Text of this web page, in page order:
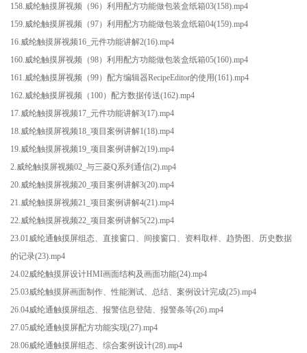
158.威纶触摸屏视频（96）利用配方功能做包装盒纸箱03(158).mp4
159.威纶触摸屏视频（97）利用配方功能做包装盒纸箱04(159).mp4
16.威纶触摸屏视频16_元件功能讲解2(16).mp4
160.威纶触摸屏视频（98）利用配方功能做包装盒纸箱05(160).mp4
161.威纶触摸屏视频（99）配方编辑器RecipeEditor的使用(161).mp4
162.威纶触摸屏视频（100）配方数据传送(162).mp4
17.威纶触摸屏视频17_元件功能讲解3(17).mp4
18.威纶触摸屏视频18_项目案例讲解1(18).mp4
19.威纶触摸屏视频19_项目案例讲解2(19).mp4
2.威纶触摸屏视频02_与三菱Q系列通信(2).mp4
20.威纶触摸屏视频20_项目案例讲解3(20).mp4
21.威纶触摸屏视频21_项目案例讲解4(21).mp4
22.威纶触摸屏视频22_项目案例讲解5(22).mp4
23.01威纶通触摸屏组态、直接窗口、间接窗口、资料取样、趋势图、历史数据
的记录(23).mp4
24.02威纶触摸屏设计HMI画面结构及画面功能(24).mp4
25.03威纶触摸屏画面制作、性能测试、总结、案例设计完成(25).mp4
26.04威纶通触摸屏组态、报警信息登陆、报警条等(26).mp4
27.05威纶通触摸屏配方功能实现(27).mp4
28.06威纶通触摸屏组态、综合案例设计(28).mp4